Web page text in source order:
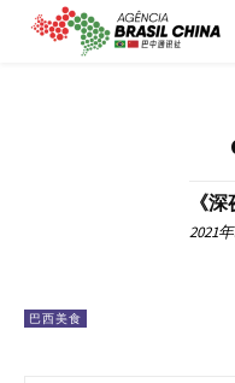
巴西美食
《
2021